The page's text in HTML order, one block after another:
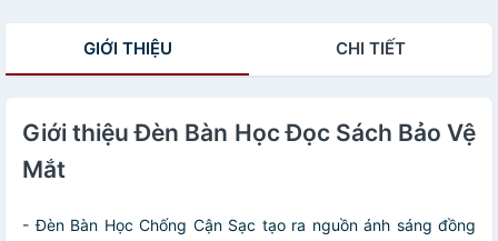
GIỚI THIỆU CHI TIẾT
Giới thiệu Đèn Bàn Học Đọc Sách Bảo Vệ
Mắt
- Đèn Bàn Học Chống Cận Sạc tạo ra nguồn ánh sáng đồng